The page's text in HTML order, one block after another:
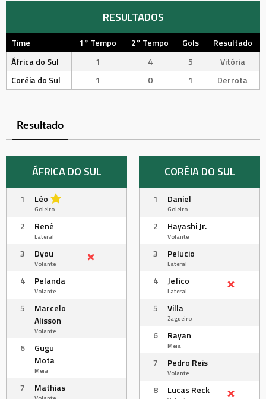
RESULTADOS
Time 1° Tempo 2° Tempo Gols
Resultado
África do Sul
1 4 5
Vitória
Coréia do Sul
1 0 1 Derrota
Resultado
ÁFRICA DO SUL
1 Léo
Goleiro
2 Renê
Lateral
3 Dyou
Volante
4 Pelanda
Volante
5
Marcelo
Alisson
Volante
6
Gugu
Mota
Meia
7 Mathias
CORÉIA DO SUL
1 Daniel
Goleiro
2 Hayashi Jr.
Volante
3 Pelucio
Lateral
4 Jefico
Lateral
5 Villa
Zagueiro
6 Rayan
Meia
7 Pedro Reis
Volante
8 Lucas Reck